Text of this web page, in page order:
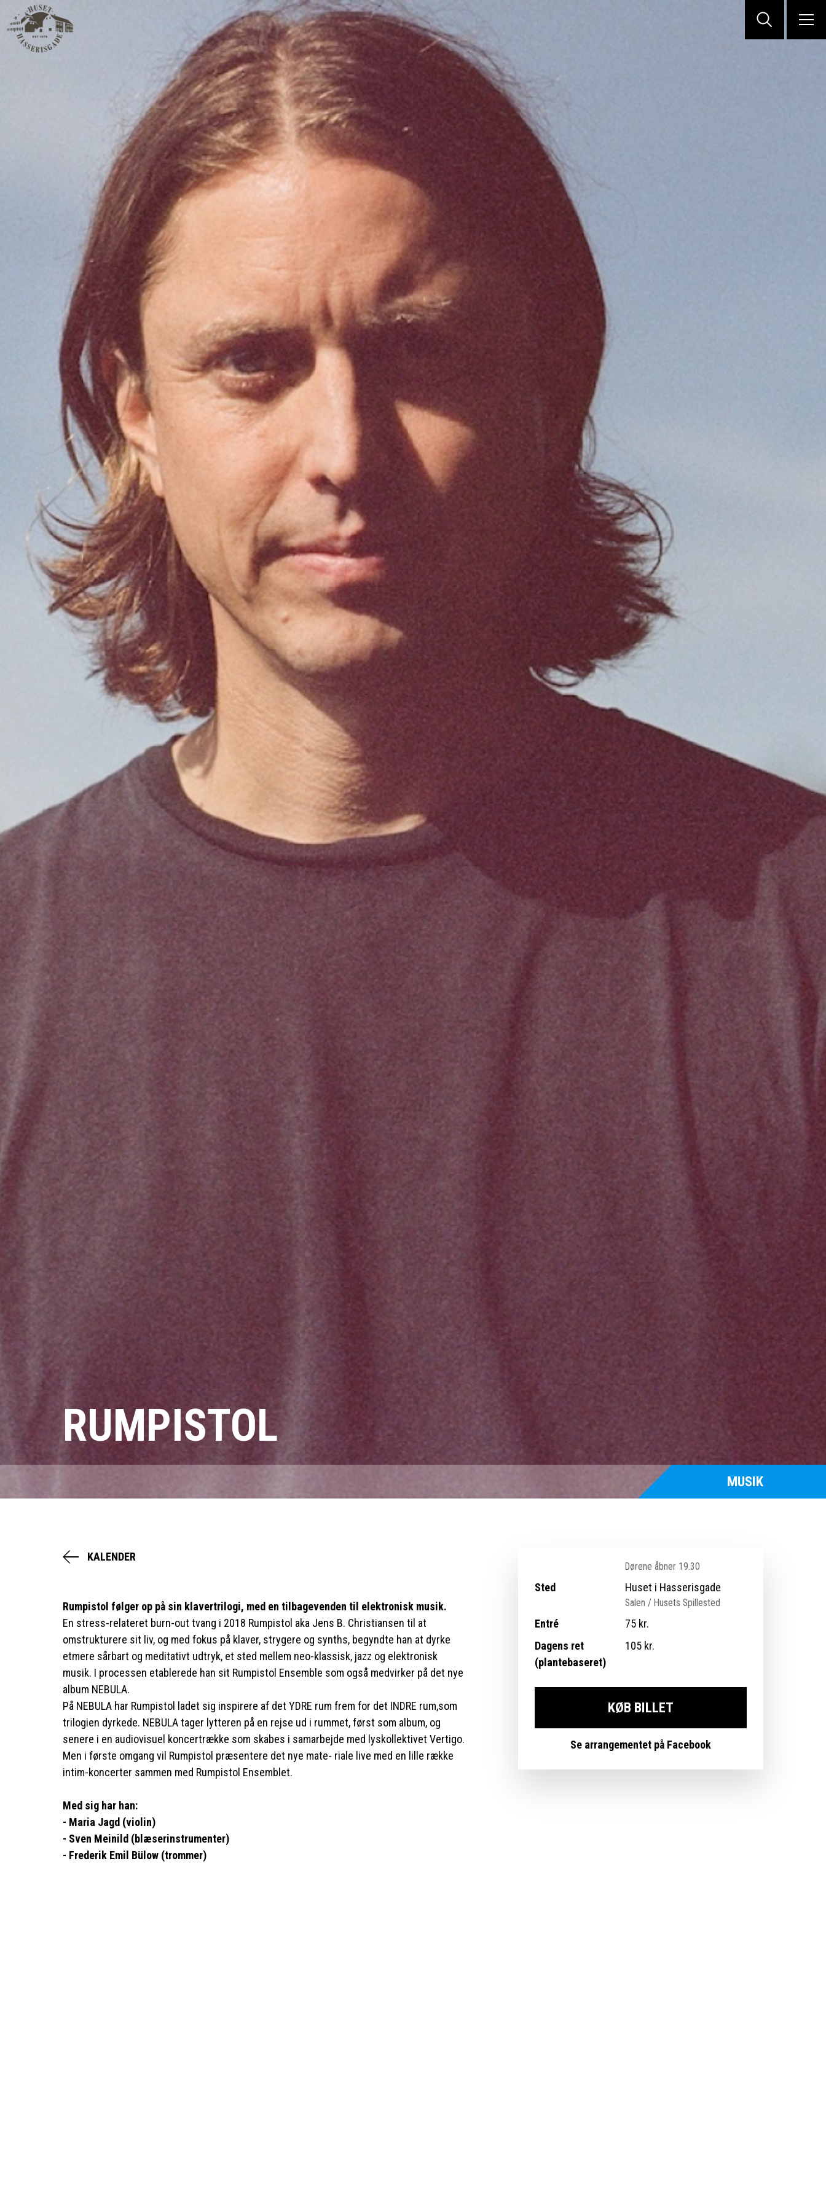
RUMPISTOL
MUSIK
KALENDER
Rumpistol følger op på sin klavertrilogi, med en tilbagevenden til elektronisk musik.
En stress-relateret burn-out tvang i 2018 Rumpistol aka Jens B. Christiansen til at
omstrukturere sit liv, og med fokus på klaver, strygere og synths, begyndte han at dyrke
etmere sårbart og meditativt udtryk, et sted mellem neo-klassisk, jazz og elektronisk
musik. I processen etablerede han sit Rumpistol Ensemble som også medvirker på det nye
album NEBULA.
På NEBULA har Rumpistol ladet sig inspirere af det YDRE rum frem for det INDRE rum,som
trilogien dyrkede. NEBULA tager lytteren på en rejse ud i rummet, først som album, og
senere i en audiovisuel koncertrække som skabes i samarbejde med lyskollektivet Vertigo.
Men i første omgang vil Rumpistol præsentere det nye mate- riale live med en lille række
intim-koncerter sammen med Rumpistol Ensemblet.
Med sig har han:
- Maria Jagd (violin)
- Sven Meinild (blæserinstrumenter)
- Frederik Emil Bülow (trommer)
Dørene åbner 19.30
Sted Huset i Hasserisgade
Salen / Husets Spillested
Entré
75 kr.
Dagens ret
(plantebaseret)
105 kr.
KØB BILLET
Se arrangementet på Facebook